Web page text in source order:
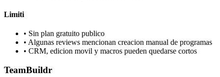
Limiti
• Sin plan gratuito publico
• Algunas reviews mencionan creacion manual de programas
• CRM, edicion movil y macros pueden quedarse cortos
TeamBuildr